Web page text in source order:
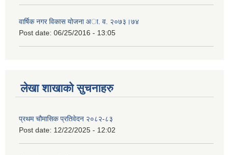
वार्षिक नगर विकास योजना अा. व. २०७३।७४
Post date: 06/25/2016 - 13:05
लेखा शाखाको सुचनाहरु
प्रथम चौमासिक प्रतिवेदन २०८२-८३
Post date: 12/22/2025 - 12:02